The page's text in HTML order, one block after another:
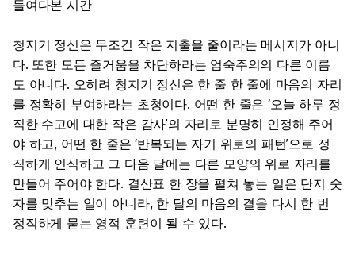
들여다본 시간
청지기 정신은 무조건 작은 지출을 줄이라는 메시지가 아니
다. 또한 모든 즐거움을 차단하라는 엄숙주의의 다른 이름
도 아니다. 오히려 청지기 정신은 한 줄 한 줄에 마음의 자리
를 정확히 부여하라는 초청이다. 어떤 한 줄은 ‘오늘 하루 정
직한 수고에 대한 작은 감사’의 자리로 분명히 인정해 주어
야 하고, 어떤 한 줄은 ‘반복되는 자기 위로의 패턴’으로 정
직하게 인식하고 그 다음 달에는 다른 모양의 위로 자리를
만들어 주어야 한다. 결산표 한 장을 펼쳐 놓는 일은 단지 숫
자를 맞추는 일이 아니라, 한 달의 마음의 결을 다시 한 번
정직하게 묻는 영적 훈련이 될 수 있다.